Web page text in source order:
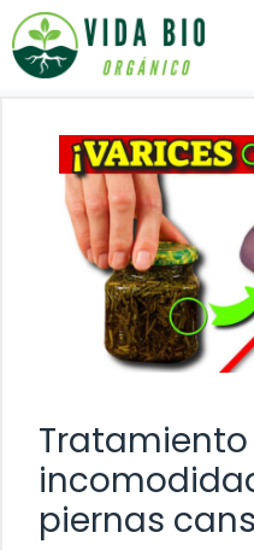
Saltar
al
contenido
piernas